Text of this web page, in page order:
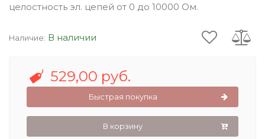
целостность эл. цепей от 0 до 10000 Ом.
Наличие: В наличии
529,00 руб.
Быстрая покупка
В корзину